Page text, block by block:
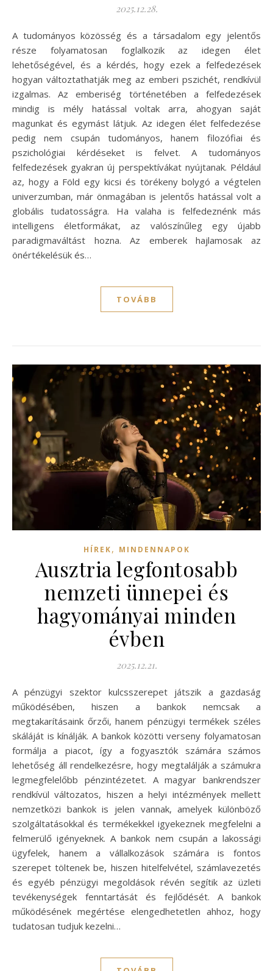
2025.12.28.
A tudományos közösség és a társadalom egy jelentős
része folyamatosan foglalkozik az idegen élet
lehetőségével, és a kérdés, hogy ezek a felfedezések
hogyan változtathatják meg az emberi pszichét, rendkívül
izgalmas. Az emberiség történetében a felfedezések
mindig is mély hatással voltak arra, ahogyan saját
magunkat és egymást látjuk. Az idegen élet felfedezése
pedig nem csupán tudományos, hanem filozófiai és
pszichológiai kérdéseket is felvet. A tudományos
felfedezések gyakran új perspektívákat nyújtanak. Például
az, hogy a Föld egy kicsi és törékeny bolygó a végtelen
univerzumban, már önmagában is jelentős hatással volt a
globális tudatosságra. Ha valaha is felfedeznénk más
intelligens életformákat, az valószínűleg egy újabb
paradigmaváltást hozna. Az emberek hajlamosak az
önértékelésük és…
TOVÁBB
HÍREK, MINDENNAPOK
Ausztria legfontosabb
nemzeti ünnepei és
hagyományai minden
évben
2025.12.21.
A pénzügyi szektor kulcsszerepet játszik a gazdaság
működésében, hiszen a bankok nemcsak a
megtakarításaink őrzői, hanem pénzügyi termékek széles
skáláját is kínálják. A bankok közötti verseny folyamatosan
formálja a piacot, így a fogyasztók számára számos
lehetőség áll rendelkezésre, hogy megtalálják a számukra
legmegfelelőbb pénzintézetet. A magyar bankrendszer
rendkívül változatos, hiszen a helyi intézmények mellett
nemzetközi bankok is jelen vannak, amelyek különböző
szolgáltatásokkal és termékekkel igyekeznek megfelelni a
felmerülő igényeknek. A bankok nem csupán a lakossági
ügyfelek, hanem a vállalkozások számára is fontos
szerepet töltenek be, hiszen hitelfelvétel, számlavezetés
és egyéb pénzügyi megoldások révén segítik az üzleti
tevékenységek fenntartását és fejlődését. A bankok
működésének megértése elengedhetetlen ahhoz, hogy
tudatosan tudjuk kezelni…